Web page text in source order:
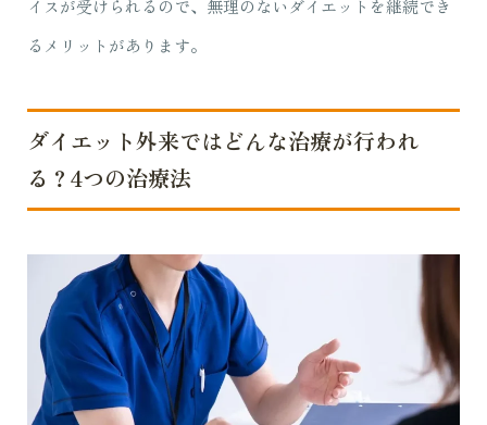
イスが受けられるので、無理のないダイエットを継続でき
るメリットがあります。
ダイエット外来ではどんな治療が行われ
る？4つの治療法